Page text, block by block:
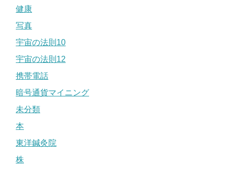
健康
写真
宇宙の法則10
宇宙の法則12
携帯電話
暗号通貨マイニング
未分類
本
東洋鍼灸院
株